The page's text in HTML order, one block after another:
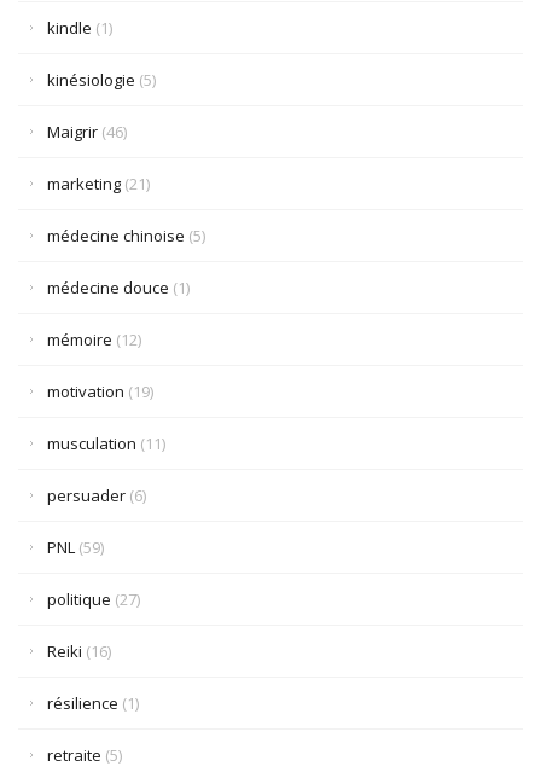
kindle (1)
kinésiologie (5)
Maigrir (46)
marketing (21)
médecine chinoise (5)
médecine douce (1)
mémoire (12)
motivation (19)
musculation (11)
persuader (6)
PNL (59)
politique (27)
Reiki (16)
résilience (1)
retraite (5)